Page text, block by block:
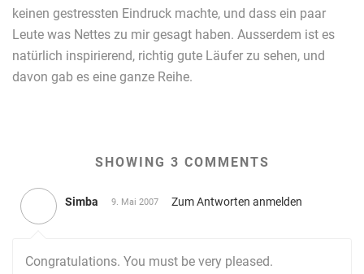
keinen gestressten Eindruck machte, und dass ein paar
Leute was Nettes zu mir gesagt haben. Ausserdem ist es
natürlich inspirierend, richtig gute Läufer zu sehen, und
davon gab es eine ganze Reihe.
SHOWING 3 COMMENTS
Simba 9. Mai 2007 Zum Antworten anmelden
Congratulations. You must be very pleased.